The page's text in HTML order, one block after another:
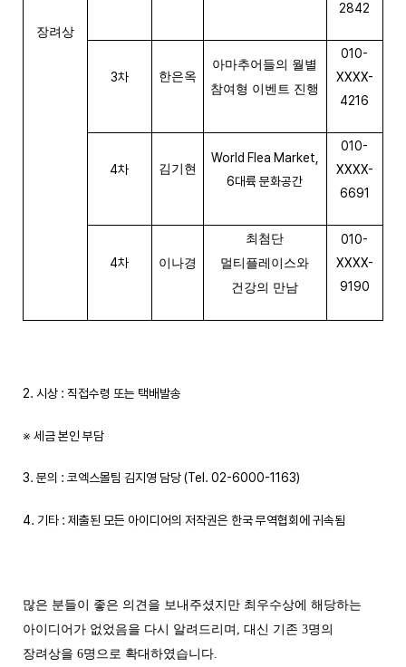
장려상
2842
3차 한은옥
아마추어들의 월별
참여형 이벤트 진행
010-
XXXX-
4216
4차 김기현
World Flea Market,
6대륙 문화공간
010-
XXXX-
6691
4차 이나경
최첨단
멀티플레이스와
건강의 만남
010-
XXXX-
9190
2. 시상 : 직접수령 또는 택배발송
※ 세금 본인 부담
3. 문의 : 코엑스몰팀 김지영 담당 (Tel. 02-6000-1163)
4. 기타 : 제출된 모든 아이디어의 저작권은 한국 무역협회에 귀속됨
많은 분들이 좋은 의견을 보내주셨지만 최우수상에 해당하는
아이디어가 없었음을 다시 알려드리며, 대신 기존 3명의
장려상을 6명으로 확대하였습니다.